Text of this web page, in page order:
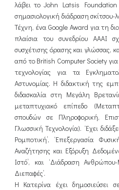
λάβει το John Latsis
σημασιολογική διάδραση σκίτσου-
Τέχνη, ένα Google Award για τη
πλαίσια του συνεδρίου ΑΑΑΙ
συσχέτισης όρασης και γλώσσας,
από το British Computer Society
τεχνολογίας για τα
Αστυνομίας. Η διδακτική της
διδασκαλία στη Μεγάλη
μεταπτυχιακό επίπεδο
σπουδών σε Πληροφορική,
Γλωσσική Τεχνολογία). ‘Eχει
Ρομποτική’, ‘Επεξεργασία
Αναζήτησης και Εξόρυξη
Ιστό’, και ‘Διάδραση
Διεπαφές’.
Η Κατερίνα έχει δημοσιεύσει